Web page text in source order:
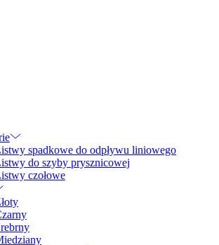
spadkowe do odpływu liniowego
do szyby prysznicowej
czołowe